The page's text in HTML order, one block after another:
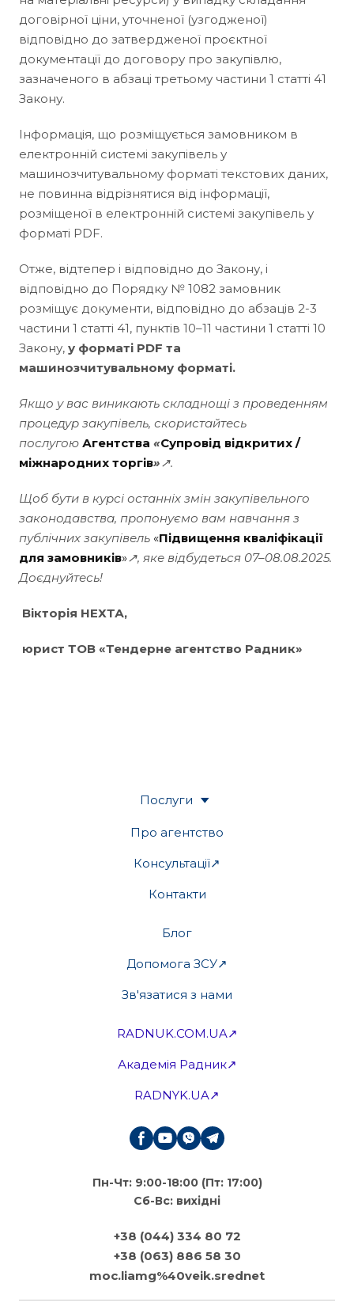
договірної ціни, уточненої (узгодженої)
відповідно до затвердженої проєктної
документації до договору про закупівлю,
зазначеного в абзаці третьому частини 1 статті 41
Закону.
Інформація, що розміщується замовником в
електронній системі закупівель у
машинозчитувальному форматі текстових даних,
не повинна відрізнятися від інформації,
розміщеної в електронній системі закупівель у
форматі PDF.
Отже, відтепер і відповідно до Закону, і
відповідно до Порядку № 1082 замовник
розміщує документи, відповідно до абзаців 2-3
частини 1 статті 41, пунктів 10–11 частини 1 статті 10
Закону, у форматі PDF та
машинозчитувальному форматі.
Якщо у вас виникають складнощі з проведенням
процедур закупівель, скористайтесь
послугою Агентства «Супровід відкритих /
міжнародних торгів»↗.
Щоб бути в курсі останніх змін закупівельного
законодавства, пропонуємо вам навчання з
публічних закупівель «Підвищення кваліфікації
для замовників»↗, яке відбудеться 07–08.08.2025.
Доєднуйтесь!
Вікторія НЕХТА,
юрист ТОВ «Тендерне агентство Радник»
Послуги
Про агентство
Консультації↗
Контакти
Блог
Допомога ЗСУ↗
Зв'язатися з нами
RADNUK.COM.UA↗
Академія Радник↗
RADNYK.UA↗
Пн-Чт: 9:00-18:00 (Пт: 17:00)
Сб-Вс: вихідні
+38 (044) 334 80 72
+38 (063) 886 58 30
moc.liamg%40veik.srednet